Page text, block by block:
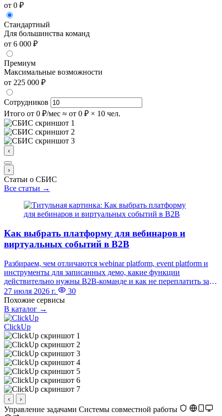
от 0 ₽
Стандартный
Для большинства команд
от 6 000 ₽
Премиум
Максимальные возможности
от 225 000 ₽
Сотрудников
Итого от 0 ₽/мес ≈ от 0 ₽ × 10 чел.
‹
›
Статьи о СБИС
Все статьи →
Как выбрать платформу для вебинаров и
виртуальных событий в B2B
Разбираем, чем отличаются webinar platform, event platform и
инструменты для записанных демо, какие функции
действительно нужны B2B-команде и как не переплатить за
лишний стек.
27 июля 2026 г.
30
Похожие сервисы
В каталог →
ClickUp
‹ ›
Управление задачами Системы совместной работы